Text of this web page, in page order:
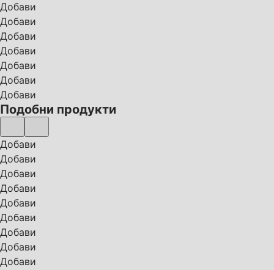
Добави
Добави
Добави
Добави
Добави
Добави
Добави
Подобни продукти
Добави
Добави
Добави
Добави
Добави
Добави
Добави
Добави
Добави